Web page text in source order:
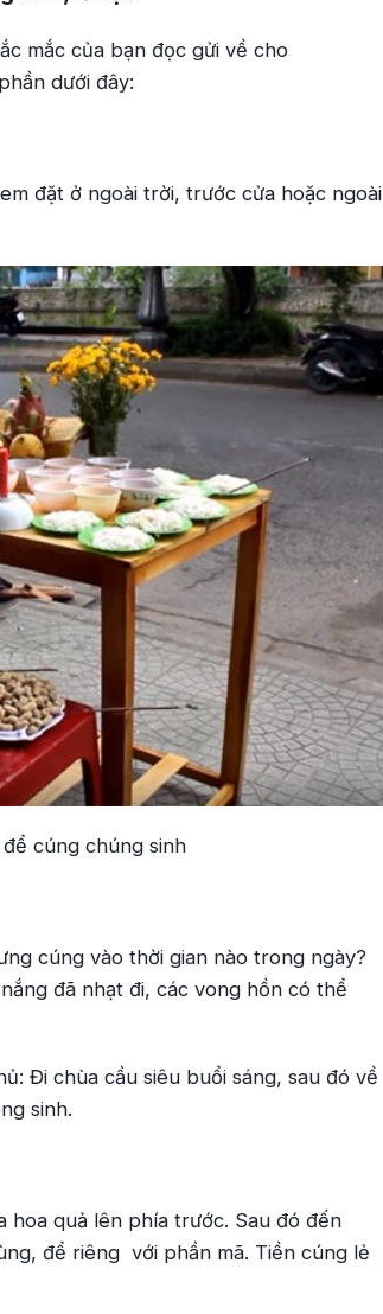
mắc của bạn đọc gửi về cho
dưới đây:
đặt ở ngoài trời, trước cửa hoặc ngoài
cúng chúng sinh
cúng vào thời gian nào trong ngày?
đã nhạt đi, các vong hồn có thể
Đi chùa cầu siêu buổi sáng, sau đó về
sinh.
hoa quả lên phía trước. Sau đó đến
để riêng với phần mã. Tiền cúng lẻ